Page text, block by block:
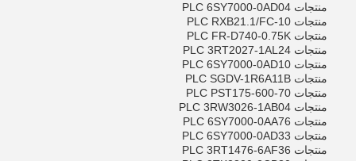
منتجات PLC 6SY7000-0AD04
منتجات PLC RXB21.1/FC-10
منتجات PLC FR-D740-0.75K
منتجات PLC 3RT2027-1AL24
منتجات PLC 6SY7000-0AD10
منتجات PLC SGDV-1R6A11B
منتجات PLC PST175-600-70
منتجات PLC 3RW3026-1AB04
منتجات PLC 6SY7000-0AA76
منتجات PLC 6SY7000-0AD33
منتجات PLC 3RT1476-6AF36